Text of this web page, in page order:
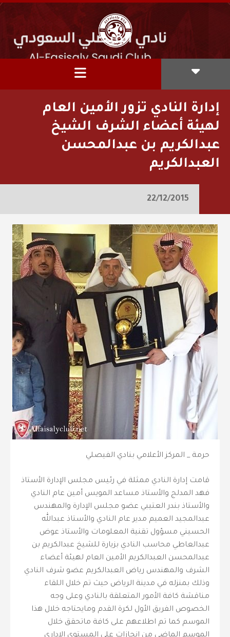
إدارة النادي تزور الأمين العام
لهيئة أعضاء الشرف الشيخ
عبدالكريم بن عبدالمحسن
العبدالكريم
22/12/2015
حرمة _ المركز الأعلامي بنادي الفيصلي
قامت إدارة النادي ممثلة في رئيس مجلس الإدارة الأستاذ
فهد المدلج والأستاذ مساعد المويس أمين عام النادي
والأستاذ بندر العتيبي عضو مجلس الإدارة والمهندس
عبدالمجيد العميم مدير عام النادي والأستاذ عبدالله
الحسيني مسؤول تقنية المعلومات والأستاذ عوض
عبدالعاطي محاسب النادي بزيارة للشيخ عبدالكريم بن
عبدالمحسن العبدالكريم الأمين العام لهيئة أعضاء
الشرف والمهندس رياض العبدالكريم عضو شرف النادي
وذلك بمنزله في مدينة الرياض حيث تم خلال اللقاء
مناقشة كافة الأمور المتعلقة بالنادي وعلى وجه
الخصوص الفريق الأول لكرة القدم ومايحتاجه خلال هذا
الموسم كما تم اطلاعهم على كافة ماتحقق خلال
الموسم الماضي من انجازات على المستوى الاداري